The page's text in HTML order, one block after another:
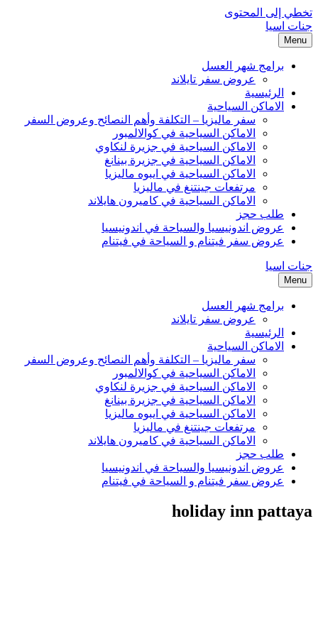
تخطي إلى المحتوى
جنات اسيا
Menu
برامج شهر العسل
عروض سفر تايلاند
الرئيسية
الاماكن السياحية
سفر ماليزيا – التكلفة وأهم النصائح وعروض السفر
الاماكن السياحية في كوالالمبور
الاماكن السياحية في جزيرة لنكاوي
الاماكن السياحية في جزيرة بينانغ
الاماكن السياحية في ايبوه ماليزيا
مرتفعات جينتنغ في ماليزيا
الاماكن السياحية في كاميرون هايلاند
طلب حجز
عروض اندونيسيا والسياحة في اندونيسيا
عروض سفر فيتنام و السياحة في فيتنام
جنات اسيا
Menu
برامج شهر العسل
عروض سفر تايلاند
الرئيسية
الاماكن السياحية
سفر ماليزيا – التكلفة وأهم النصائح وعروض السفر
الاماكن السياحية في كوالالمبور
الاماكن السياحية في جزيرة لنكاوي
الاماكن السياحية في جزيرة بينانغ
الاماكن السياحية في ايبوه ماليزيا
مرتفعات جينتنغ في ماليزيا
الاماكن السياحية في كاميرون هايلاند
طلب حجز
عروض اندونيسيا والسياحة في اندونيسيا
عروض سفر فيتنام و السياحة في فيتنام
holiday inn pattaya